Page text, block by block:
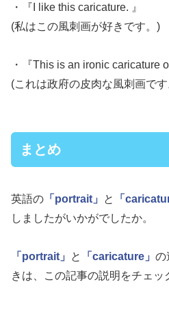
・『I like this caricature. 』
(私はこの風刺画が好きです。)
・『This is an ironic caricature
(これは政府の皮肉な風刺画で
まとめ
英語の 「portrait」 と 「
しましたがいかがでしたか。
「portrait」 と 「caricature」 の
きは、この記事の説明をチェッ